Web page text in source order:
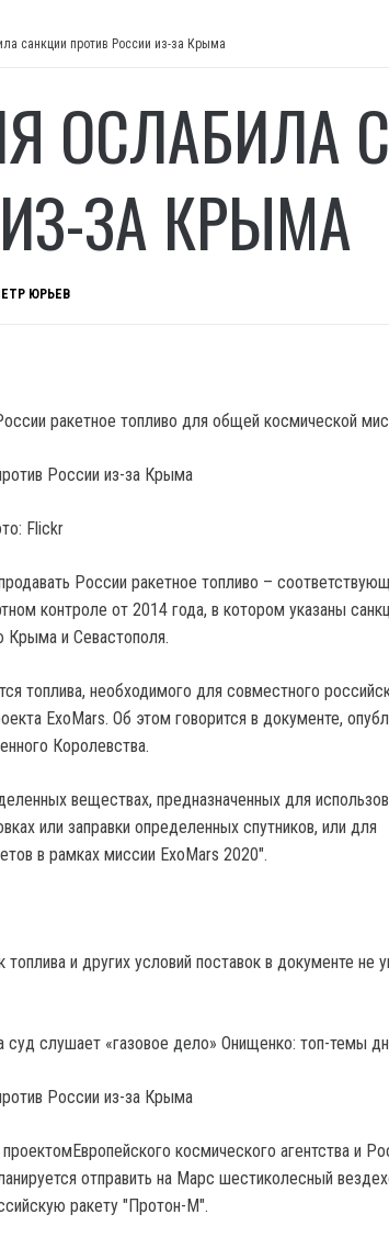
санкции против России из-за Крыма
ОСЛАБИЛА
ЗА КРЫМА
ЮРЬЕВ
ракетное топливо для общей космической
Flickr
России ракетное топливо –
контроле от 2014 года, в котором указаны
и Севастополя.
топлива, необходимого для совместного
ExoMars. Об этом говорится в документе,
Королевства.
веществах, предназначенных для
или заправки определенных спутников, или для
в рамках миссии ExoMars 2020".
и других условий поставок в документе не
суд слушает «газовое дело» Онищенко: топ-темы
космического агентства и
отправить на Марс шестиколесный
ракету "Протон-М".